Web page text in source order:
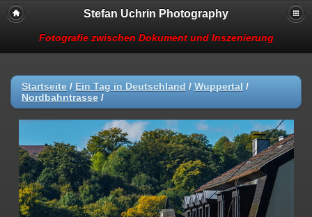
Stefan Uchrin Photography
Fotografie zwischen Dokument und Inszenierung
Startseite / Ein Tag in Deutschland / Wuppertal /
Nordbahntrasse /